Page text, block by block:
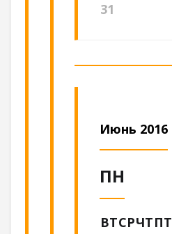
31
Июнь 2016
ПН
ВТСРЧТПТ